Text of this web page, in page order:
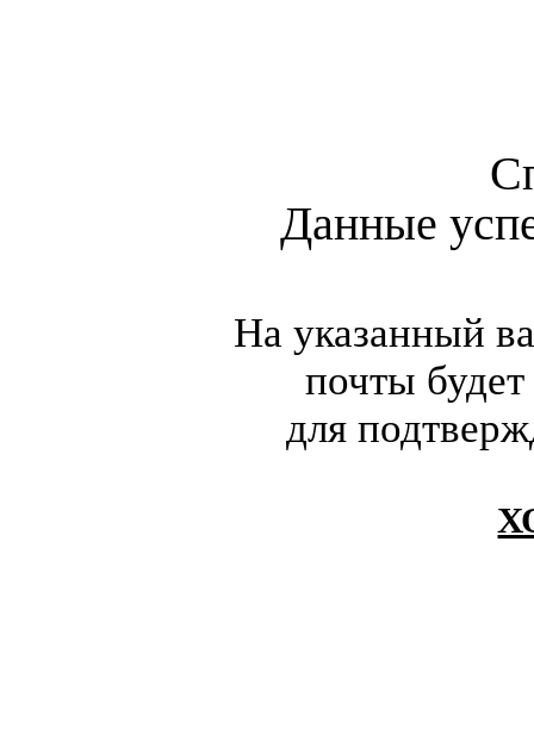
Данные
На указанный
почты
для